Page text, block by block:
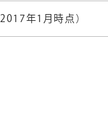
2017年1月時点）